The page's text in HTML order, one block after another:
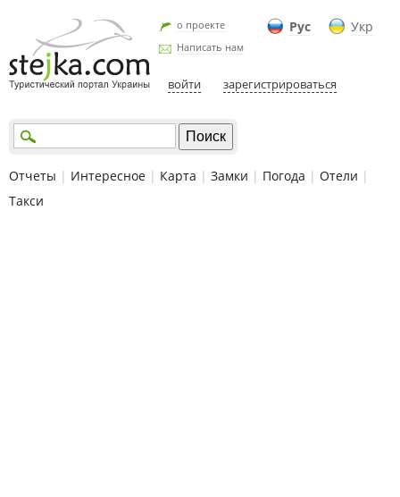
Рус Укр
о проекте
Написать нам
войти зарегистрироваться
Отчеты | Интересное | Карта | Замки | Погода | Отели |
Такси